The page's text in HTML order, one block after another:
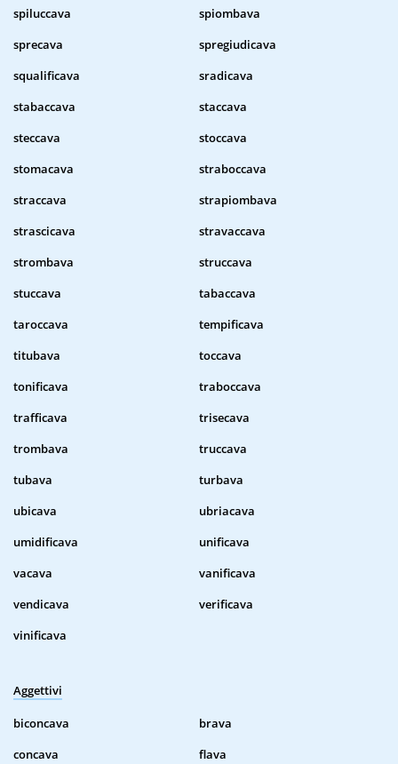
spiluccava
spiombava
sprecava
spregiudicava
squalificava
sradicava
stabaccava
staccava
steccava
stoccava
stomacava
straboccava
straccava
strapiombava
strascicava
stravaccava
strombava
struccava
stuccava
tabaccava
taroccava
tempificava
titubava
toccava
tonificava
traboccava
trafficava
trisecava
trombava
truccava
tubava
turbava
ubicava
ubriacava
umidificava
unificava
vacava
vanificava
vendicava
verificava
vinificava
Aggettivi
biconcava
brava
concava
flava